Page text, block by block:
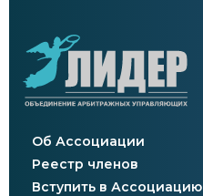
Об Ассоциации
Реестр членов
Вступить в Ассоциацию